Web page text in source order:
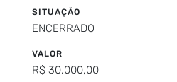
SITUAÇÃO
ENCERRADO
VALOR
R$ 30.000,00